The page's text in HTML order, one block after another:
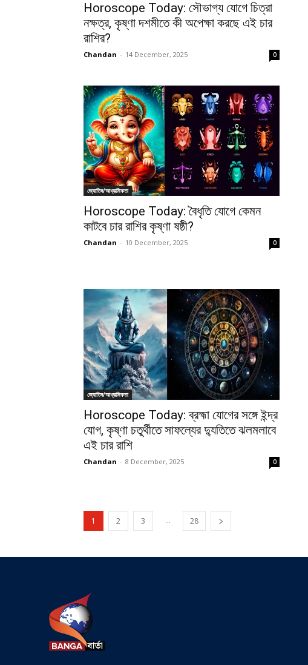
Horoscope Today: সৌভাগ্য যোগে চিত্রা
নক্ষত্র, কৃষ্ণা দশমীতে কী অপেক্ষা করছে এই চার
রাশির?
Chandan - 14 December, 2025 0
জ্যোতিষ/আধ্যাত্মিকতা
Horoscope Today: বৈধৃতি যোগে কেমন
কাটবে চার রাশির কৃষ্ণা ষষ্ঠী?
Chandan - 10 December, 2025 0
জ্যোতিষ/আধ্যাত্মিকতা
Horoscope Today: ব্রহ্মা যোগের সঙ্গে ইন্দ্র
যোগ, কৃষ্ণা চতুর্থীতে সাফল্যের দ্যুতিতে ঝলমলাবে
এই চার রাশি
Chandan - 8 December, 2025 0
1 2 3 ... 28